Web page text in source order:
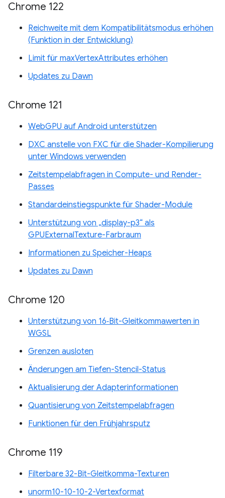
Chrome 122
Reichweite mit dem Kompatibilitätsmodus erhöhen
(Funktion in der Entwicklung)
Limit für maxVertexAttributes erhöhen
Updates zu Dawn
Chrome 121
WebGPU auf Android unterstützen
DXC anstelle von FXC für die Shader-Kompilierung
unter Windows verwenden
Zeitstempelabfragen in Compute- und Render-
Passes
Standardeinstiegspunkte für Shader-Module
Unterstützung von „display-p3“ als
GPUExternalTexture-Farbraum
Informationen zu Speicher-Heaps
Updates zu Dawn
Chrome 120
Unterstützung von 16‑Bit-Gleitkommawerten in
WGSL
Grenzen ausloten
Änderungen am Tiefen-Stencil-Status
Aktualisierung der Adapterinformationen
Quantisierung von Zeitstempelabfragen
Funktionen für den Frühjahrsputz
Chrome 119
Filterbare 32-Bit-Gleitkomma-Texturen
unorm10-10-10-2-Vertexformat